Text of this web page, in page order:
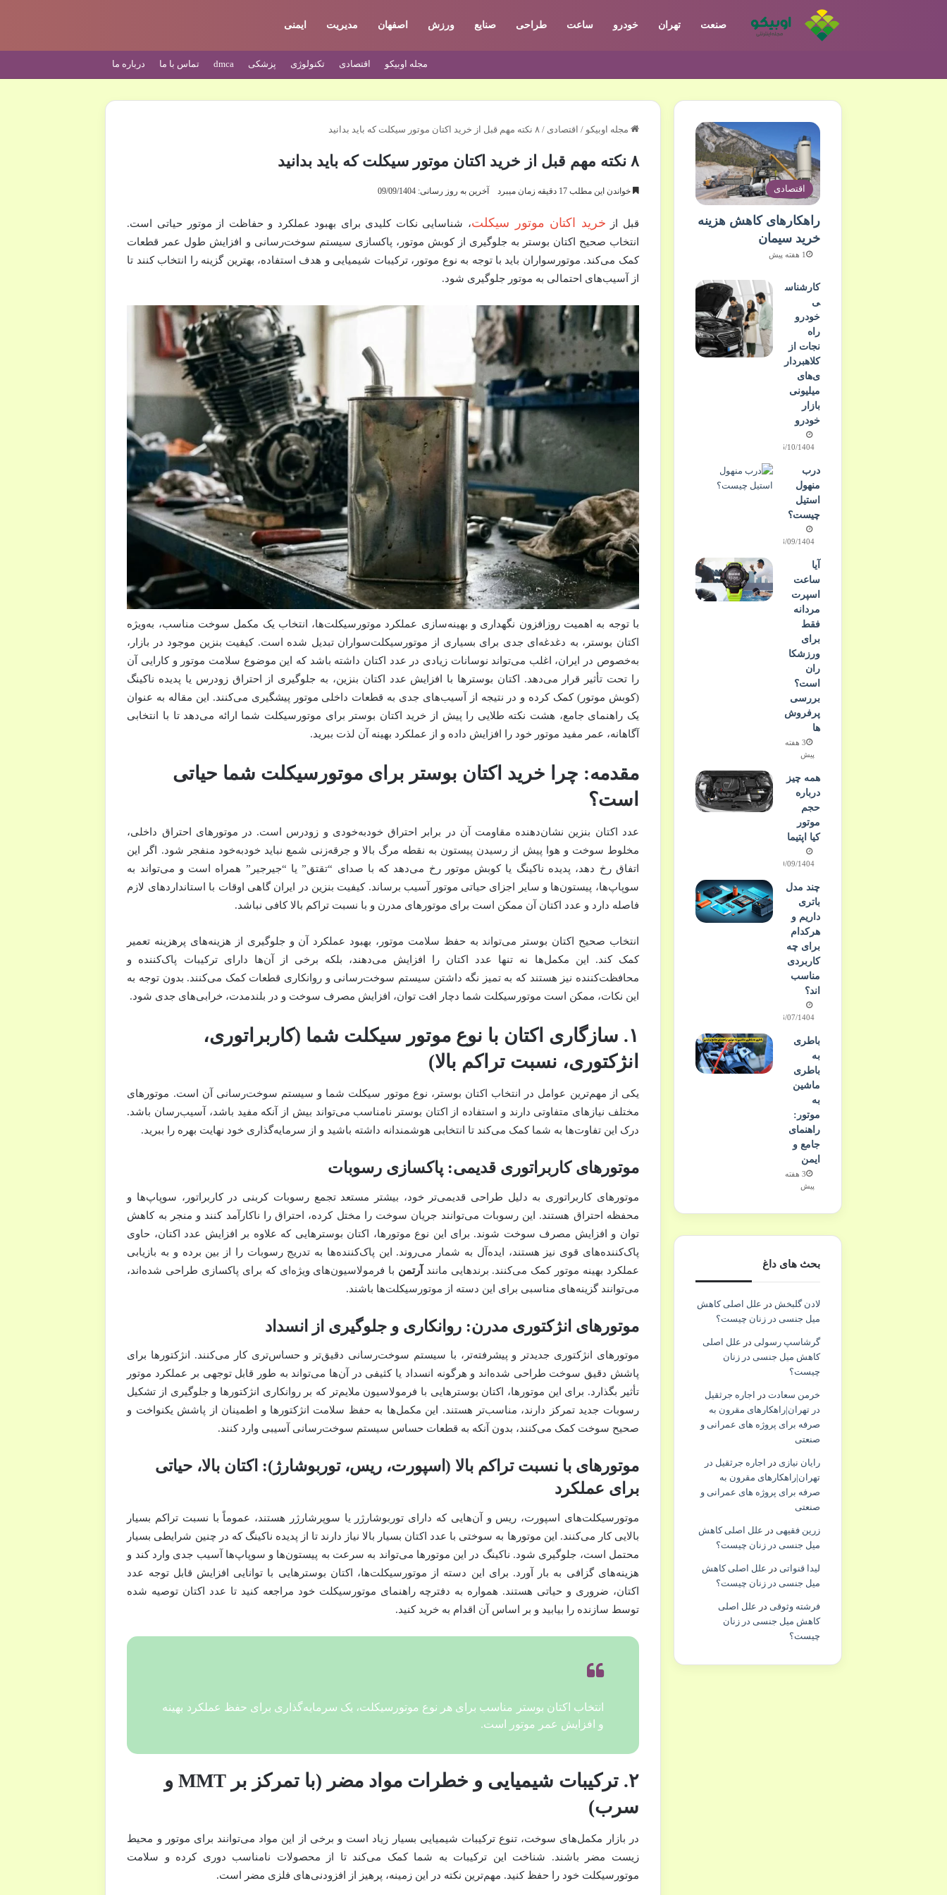
صنعت تهران خودرو ساعت طراحی صنایع ورزش اصفهان مدیریت ایمنی
مجله اوبیکو اقتصادی تکنولوژی پزشکی dmca تماس با ما درباره ما
مجله اوبیکو / اقتصادی / ۸ نکته مهم قبل از خرید اکتان موتور سیکلت که باید بدانید
۸ نکته مهم قبل از خرید اکتان موتور سیکلت که باید بدانید
آخرین به روز رسانی: 09/09/1404 خواندن این مطلب 17 دقیقه زمان میبرد
قبل از خرید اکتان موتور سیکلت، شناسایی نکات کلیدی برای بهبود عملکرد و حفاظت از موتور حیاتی است.
انتخاب صحیح اکتان بوستر به جلوگیری از کوبش موتور، پاکسازی سیستم سوخت‌رسانی و افزایش طول عمر قطعات
کمک می‌کند. موتورسواران باید با توجه به نوع موتور، ترکیبات شیمیایی و هدف استفاده، بهترین گزینه را انتخاب کنند تا
از آسیب‌های احتمالی به موتور جلوگیری شود.
با توجه به اهمیت روزافزون نگهداری و بهینه‌سازی عملکرد موتورسیکلت‌ها، انتخاب یک مکمل سوخت مناسب، به‌ویژه
اکتان بوستر، به دغدغه‌ای جدی برای بسیاری از موتورسیکلت‌سواران تبدیل شده است. کیفیت بنزین موجود در بازار،
به‌خصوص در ایران، اغلب می‌تواند نوسانات زیادی در عدد اکتان داشته باشد که این موضوع سلامت موتور و کارایی آن
را تحت تأثیر قرار می‌دهد. اکتان بوسترها با افزایش عدد اکتان بنزین، به جلوگیری از احتراق زودرس یا پدیده ناکینگ
(کوبش موتور) کمک کرده و در نتیجه از آسیب‌های جدی به قطعات داخلی موتور پیشگیری می‌کنند. این مقاله به عنوان
یک راهنمای جامع، هشت نکته طلایی را پیش از خرید اکتان بوستر برای موتورسیکلت شما ارائه می‌دهد تا با انتخابی
آگاهانه، عمر مفید موتور خود را افزایش داده و از عملکرد بهینه آن لذت ببرید.
مقدمه: چرا خرید اکتان بوستر برای موتورسیکلت شما حیاتی
است؟
عدد اکتان بنزین نشان‌دهنده مقاومت آن در برابر احتراق خودبه‌خودی و زودرس است. در موتورهای احتراق داخلی،
مخلوط سوخت و هوا پیش از رسیدن پیستون به نقطه مرگ بالا و جرقه‌زنی شمع نباید خودبه‌خود منفجر شود. اگر این
اتفاق رخ دهد، پدیده ناکینگ یا کوبش موتور رخ می‌دهد که با صدای “تقتق” یا “جیرجیر” همراه است و می‌تواند به
سوپاپ‌ها، پیستون‌ها و سایر اجزای حیاتی موتور آسیب برساند. کیفیت بنزین در ایران گاهی اوقات با استانداردهای لازم
فاصله دارد و عدد اکتان آن ممکن است برای موتورهای مدرن و با نسبت تراکم بالا کافی نباشد.
انتخاب صحیح اکتان بوستر می‌تواند به حفظ سلامت موتور، بهبود عملکرد آن و جلوگیری از هزینه‌های پرهزینه تعمیر
کمک کند. این مکمل‌ها نه تنها عدد اکتان را افزایش می‌دهند، بلکه برخی از آن‌ها دارای ترکیبات پاک‌کننده و
محافظت‌کننده نیز هستند که به تمیز نگه داشتن سیستم سوخت‌رسانی و روانکاری قطعات کمک می‌کنند. بدون توجه به
این نکات، ممکن است موتورسیکلت شما دچار افت توان، افزایش مصرف سوخت و در بلندمدت، خرابی‌های جدی شود.
۱. سازگاری اکتان با نوع موتور سیکلت شما (کاربراتوری،
انژکتوری، نسبت تراکم بالا)
یکی از مهم‌ترین عوامل در انتخاب اکتان بوستر، نوع موتور سیکلت شما و سیستم سوخت‌رسانی آن است. موتورهای
مختلف نیازهای متفاوتی دارند و استفاده از اکتان بوستر نامناسب می‌تواند بیش از آنکه مفید باشد، آسیب‌رسان باشد.
درک این تفاوت‌ها به شما کمک می‌کند تا انتخابی هوشمندانه داشته باشید و از سرمایه‌گذاری خود نهایت بهره را ببرید.
موتورهای کاربراتوری قدیمی: پاکسازی رسوبات
موتورهای کاربراتوری به دلیل طراحی قدیمی‌تر خود، بیشتر مستعد تجمع رسوبات کربنی در کاربراتور، سوپاپ‌ها و
محفظه احتراق هستند. این رسوبات می‌توانند جریان سوخت را مختل کرده، احتراق را ناکارآمد کنند و منجر به کاهش
توان و افزایش مصرف سوخت شوند. برای این نوع موتورها، اکتان بوسترهایی که علاوه بر افزایش عدد اکتان، حاوی
پاک‌کننده‌های قوی نیز هستند، ایده‌آل به شمار می‌روند. این پاک‌کننده‌ها به تدریج رسوبات را از بین برده و به بازیابی
عملکرد بهینه موتور کمک می‌کنند. برندهایی مانند
آرتمن با فرمولاسیون‌های ویژه‌ای که برای پاکسازی طراحی شده‌اند،
می‌توانند گزینه‌های مناسبی برای این دسته از موتورسیکلت‌ها باشند.
موتورهای انژکتوری مدرن: روانکاری و جلوگیری از انسداد
موتورهای انژکتوری جدیدتر و پیشرفته‌تر، با سیستم سوخت‌رسانی دقیق‌تر و حساس‌تری کار می‌کنند. انژکتورها برای
پاشش دقیق سوخت طراحی شده‌اند و هرگونه انسداد یا کثیفی در آن‌ها می‌تواند به طور قابل توجهی بر عملکرد موتور
تأثیر بگذارد. برای این موتورها، اکتان بوسترهایی با فرمولاسیون ملایم‌تر که بر روانکاری انژکتورها و جلوگیری از تشکیل
رسوبات جدید تمرکز دارند، مناسب‌تر هستند. این مکمل‌ها به حفظ سلامت انژکتورها و اطمینان از پاشش یکنواخت و
صحیح سوخت کمک می‌کنند، بدون آنکه به قطعات حساس سیستم سوخت‌رسانی آسیبی وارد کنند.
موتورهای با نسبت تراکم بالا (اسپورت، ریس، توربوشارژ): اکتان بالا، حیاتی
برای عملکرد
موتورسیکلت‌های اسپورت، ریس و آن‌هایی که دارای توربوشارژر یا سوپرشارژر هستند، عموماً با نسبت تراکم بسیار
بالایی کار می‌کنند. این موتورها به سوختی با عدد اکتان بسیار بالا نیاز دارند تا از پدیده ناکینگ که در چنین شرایطی بسیار
محتمل است، جلوگیری شود. ناکینگ در این موتورها می‌تواند به سرعت به پیستون‌ها و سوپاپ‌ها آسیب جدی وارد کند و
هزینه‌های گزافی به بار آورد. برای این دسته از موتورسیکلت‌ها، اکتان بوسترهایی با توانایی افزایش قابل توجه عدد
اکتان، ضروری و حیاتی هستند. همواره به دفترچه راهنمای موتورسیکلت خود مراجعه کنید تا عدد اکتان توصیه شده
توسط سازنده را بیابید و بر اساس آن اقدام به خرید کنید.
انتخاب اکتان بوستر مناسب برای هر نوع موتورسیکلت، یک سرمایه‌گذاری برای حفظ عملکرد بهینه
و افزایش عمر موتور است.
۲. ترکیبات شیمیایی و خطرات مواد مضر (با تمرکز بر MMT و
سرب)
در بازار مکمل‌های سوخت، تنوع ترکیبات شیمیایی بسیار زیاد است و برخی از این مواد می‌توانند برای موتور و محیط
زیست مضر باشند. شناخت این ترکیبات به شما کمک می‌کند تا از محصولات نامناسب دوری کرده و سلامت
موتورسیکلت خود را حفظ کنید. مهم‌ترین نکته در این زمینه، پرهیز از افزودنی‌های فلزی مضر است.
اقتصادی
راهکارهای کاهش هزینه
خرید سیمان
1 هفته پیش
کارشناس
ی
خودرو
راه
نجات از
کلاهبردار
ی‌های
میلیونی
بازار
خودرو
16/10/1404
درب
منهول
استیل
چیست؟
28/09/1404
آیا
ساعت
اسپرت
مردانه
فقط
برای
ورزشکا
ران
است؟
بررسی
پرفروش‌
ها
3 هفته
پیش
همه چیز
درباره
حجم
موتور
کیا اپتیما
10/09/1404
چند مدل
باتری
داریم و
هرکدام
برای چه
کاربردی
مناسب
اند؟
23/07/1404
باطری
به
باطری
ماشین
به
موتور:
راهنمای
جامع و
ایمن
3 هفته
پیش
بحث های داغ
لادن گلبخش در علل اصلی کاهش
میل جنسی در زنان چیست؟
گرشاسپ رسولی در علل اصلی
کاهش میل جنسی در زنان
چیست؟
خرمن سعادت در
اجاره جرثقیل
در تهران|راهکارهای مقرون به
صرفه برای پروژه های عمرانی و
صنعتی
رایان نیازی در
اجاره جرثقیل در
تهران|راهکارهای مقرون به
صرفه برای پروژه های عمرانی و
صنعتی
زرین فقیهی در علل اصلی کاهش
میل جنسی در زنان چیست؟
لیدا قنواتی در علل اصلی کاهش
میل جنسی در زنان چیست؟
فرشته وثوقی در علل اصلی
کاهش میل جنسی در زنان
چیست؟